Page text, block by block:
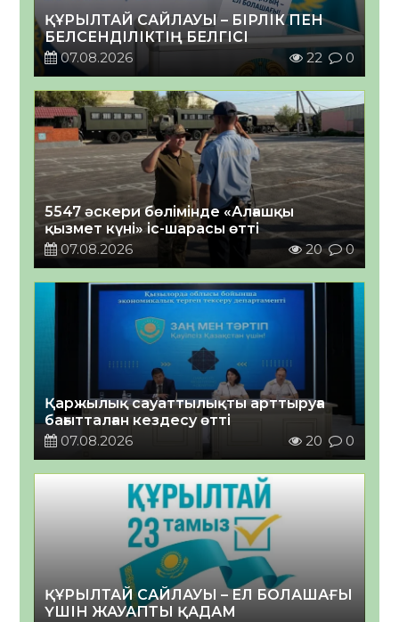
ҚҰРЫЛТАЙ САЙЛАУЫ – БІРЛІК ПЕН
БЕЛСЕНДІЛІКТІҢ БЕЛГІСІ
07.08.2026
22 0
5547 әскери бөлімінде «Алғашқы
қызмет күні» іс-шарасы өтті
07.08.2026
20 0
Қаржылық сауаттылықты арттыруға
бағытталған кездесу өтті
07.08.2026
20 0
ҚҰРЫЛТАЙ САЙЛАУЫ – ЕЛ БОЛАШАҒЫ
ҮШІН ЖАУАПТЫ ҚАДАМ